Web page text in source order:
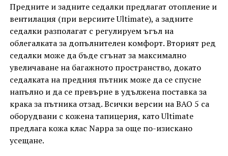
Предните и задните седалки предлагат отопление и
вентилация (при версиите Ultimate), а задните
седалки разполагат с регулируем ъгъл на
облегалката за допълнителен комфорт. Вторият ред
седалки може да бъде сгънат за максимално
увеличаване на багажното пространство, докато
седалката на предния пътник може да се спусне
напълно и да се превърне в удължена поставка за
крака за пътника отзад. Всички версии на BAO 5 са
оборудвани с кожена тапицерия, като Ultimate
предлага кожа клас Nappa за още по-изискано
усещане.